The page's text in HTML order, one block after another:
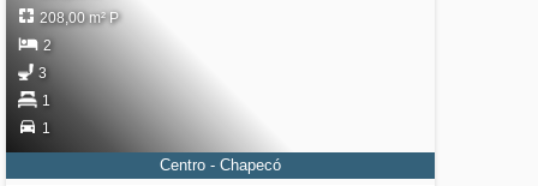
208,00 m² P
2
3
1
1
Centro - Chapecó